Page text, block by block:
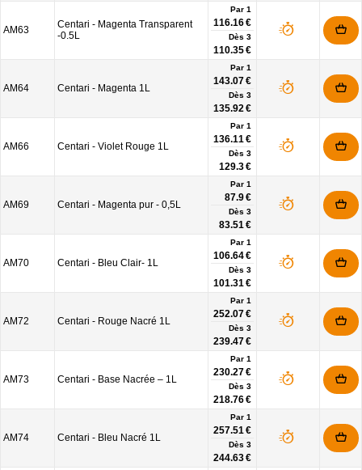
AM63
Centari - Magenta Transparent
-0.5L
Par 1
116.16 €
Dès 3
110.35 €
AM64 Centari - Magenta 1L
Par 1
143.07 €
Dès 3
135.92 €
AM66 Centari - Violet Rouge 1L
Par 1
136.11 €
Dès 3
129.3 €
AM69 Centari - Magenta pur - 0,5L
Par 1
87.9 €
Dès 3
83.51 €
AM70 Centari - Bleu Clair- 1L
Par 1
106.64 €
Dès 3
101.31 €
AM72 Centari - Rouge Nacré 1L
Par 1
252.07 €
Dès 3
239.47 €
AM73 Centari - Base Nacrée – 1L
Par 1
230.27 €
Dès 3
218.76 €
AM74 Centari - Bleu Nacré 1L
Par 1
257.51 €
Dès 3
244.63 €